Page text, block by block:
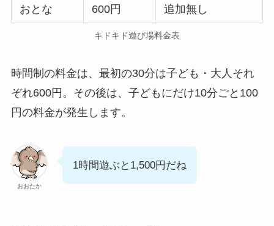
おとな 600円 追加無し
キドキド遊び場料金表
時間制の料金は、最初の30分は子ども・大人それ
ぞれ600円。その後は、子どもにだけ10分ごと100
円の料金が発生します。
おおたか
1時間遊ぶと1,500円だね